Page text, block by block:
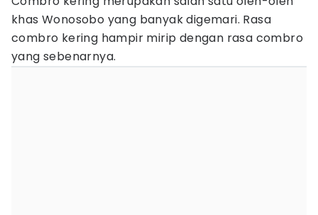
khas Wonosobo yang banyak digemari. Rasa
combro kering hampir mirip dengan rasa combro
yang sebenarnya.